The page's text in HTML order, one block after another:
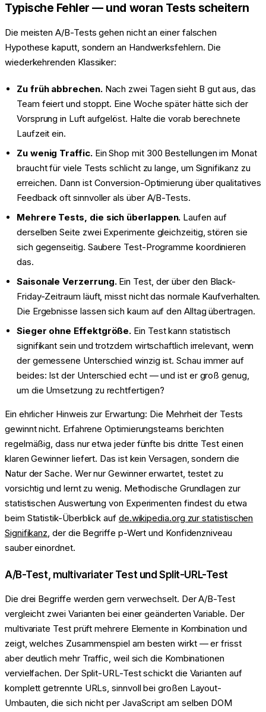
Typische Fehler — und woran Tests scheitern
Die meisten A/B-Tests gehen nicht an einer falschen
Hypothese kaputt, sondern an Handwerksfehlern. Die
wiederkehrenden Klassiker:
Zu früh abbrechen.Nach zwei Tagen sieht B gut aus, das
Team feiert und stoppt. Eine Woche später hätte sich der
Vorsprung in Luft aufgelöst. Halte die vorab berechnete
Laufzeit ein.
Zu wenig Traffic.Ein Shop mit 300 Bestellungen im Monat
braucht für viele Tests schlicht zu lange, um Signifikanz zu
erreichen. Dann ist Conversion-Optimierung über qualitatives
Feedback oft sinnvoller als über A/B-Tests.
Mehrere Tests, die sich überlappen. Laufen auf
derselben Seite zwei Experimente gleichzeitig, stören sie
sich gegenseitig. Saubere Test-Programme koordinieren
das.
Saisonale Verzerrung.Ein Test, der über den Black-
Friday-Zeitraum läuft, misst nicht das normale Kaufverhalten.
Die Ergebnisse lassen sich kaum auf den Alltag übertragen.
Sieger ohne Effektgröße. Ein Test kann statistisch
signifikant sein und trotzdem wirtschaftlich irrelevant, wenn
der gemessene Unterschied winzig ist. Schau immer auf
beides: Ist der Unterschied echt — und ist er groß genug,
um die Umsetzung zu rechtfertigen?
Ein ehrlicher Hinweis zur Erwartung: Die Mehrheit der Tests
gewinnt nicht. Erfahrene Optimierungsteams berichten
regelmäßig, dass nur etwa jeder fünfte bis dritte Test einen
klaren Gewinner liefert. Das ist kein Versagen, sondern die
Natur der Sache. Wer nur Gewinner erwartet, testet zu
vorsichtig und lernt zu wenig. Methodische Grundlagen zur
statistischen Auswertung von Experimenten findest du etwa
beim Statistik-Überblick auf de.wikipedia.org zur statistischen
Signifikanz, der die Begriffe p-Wert und Konfidenzniveau
sauber einordnet.
A/B-Test, multivariater Test und Split-URL-Test
Die drei Begriffe werden gern verwechselt. Der A/B-Test
vergleicht zwei Varianten bei einer geänderten Variable. Der
multivariate Test prüft mehrere Elemente in Kombination und
zeigt, welches Zusammenspiel am besten wirkt — er frisst
aber deutlich mehr Traffic, weil sich die Kombinationen
vervielfachen. Der Split-URL-Test schickt die Varianten auf
komplett getrennte URLs, sinnvoll bei großen Layout-
Umbauten, die sich nicht per JavaScript am selben DOM